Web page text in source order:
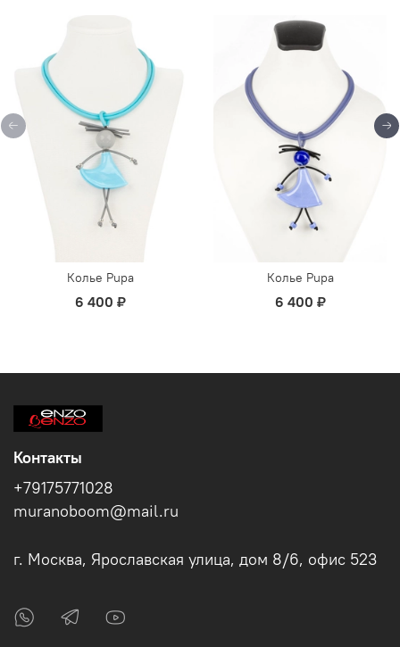
Колье Pupa
6 400 ₽
Колье Pupa
6 400 ₽
Контакты
+79175771028
muranoboom@mail.ru
г. Москва, Ярославская улица, дом 8/6, офис 523